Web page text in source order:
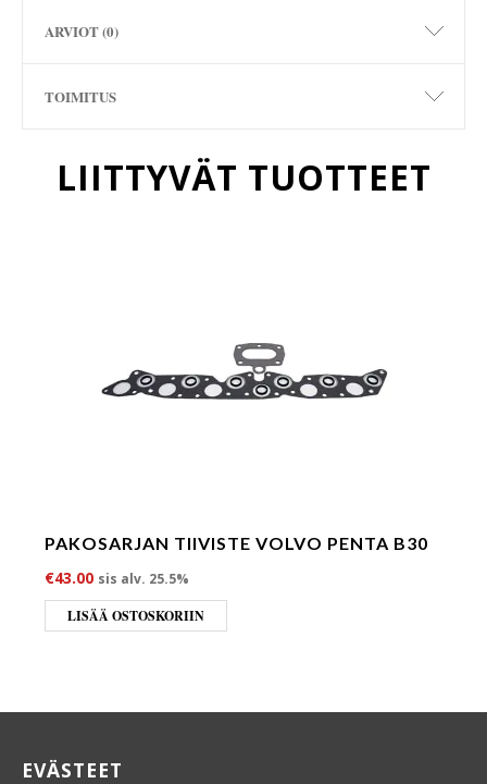
ARVIOT (0)
TOIMITUS
LIITTYVÄT TUOTTEET
PAKOSARJAN TIIVISTE VOLVO PENTA B30
€43.00 sis alv. 25.5%
LISÄÄ OSTOSKORIIN
EVÄSTEET